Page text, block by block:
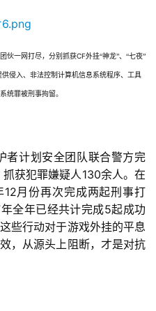
伙一网打尽，分别抓获CF外挂“神龙”、“七夜”
侵入、非法控制计算机信息系统程序、工具
统罪被刑事拘留。
者计划安全团队联合警方完
获犯罪嫌疑人 130余人。在
12月份再次完成两起刑事打
年全年已经共计完成5起成功
些行动对于游戏外挂的平息
，从源头上阻断，才是对抗